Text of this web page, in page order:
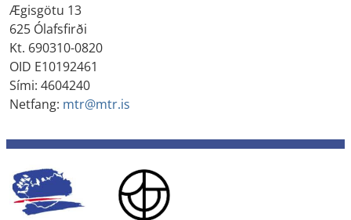
Ægisgötu 13
625 Ólafsfirði
Kt. 690310-0820
OID E10192461
Sími: 4604240
Netfang: mtr@mtr.is